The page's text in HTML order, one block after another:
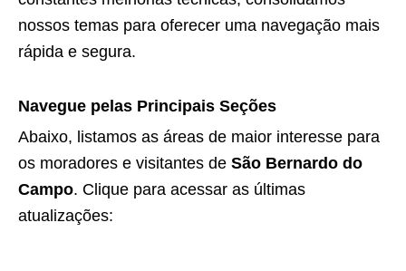
nossos temas para oferecer uma navegação mais
rápida e segura.
Navegue pelas Principais Seções
Abaixo, listamos as áreas de maior interesse para
os moradores e visitantes de São Bernardo do
Campo. Clique para acessar as últimas
atualizações: